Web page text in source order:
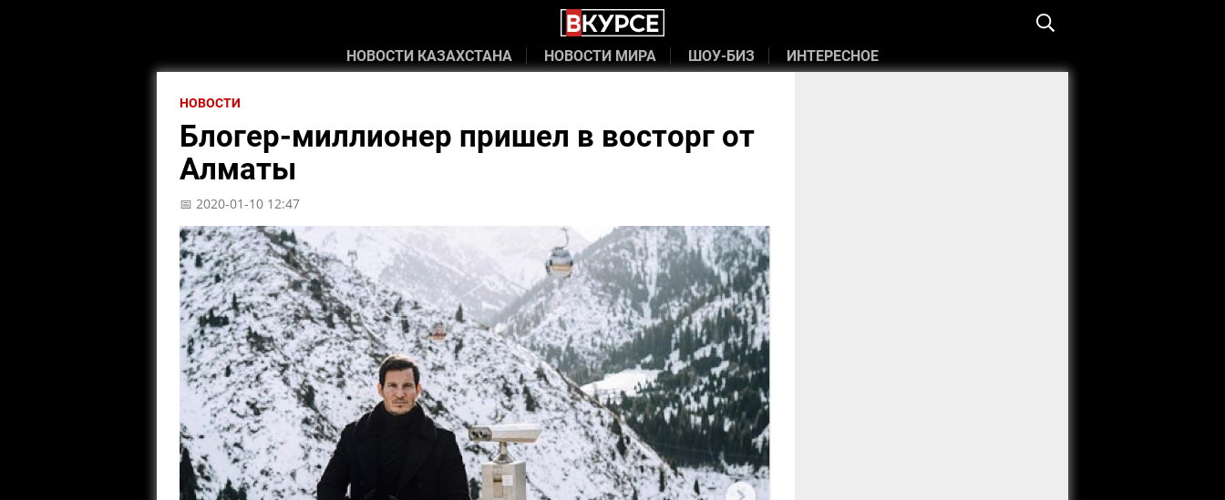
НОВОСТИ КАЗАХСТАНА НОВОСТИ МИРА ШОУ-БИЗ ИНТЕРЕСНОЕ
НОВОСТИ
Блогер-миллионер пришел в восторг от
Алматы
📅 2020-01-10 12:47